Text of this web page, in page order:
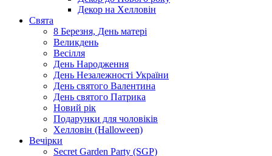
Декор на Хелловін
Свята
8 Березня, День матері
Великдень
Весілля
День Народження
День Незалежності України
День святого Валентина
День святого Патрика
Новий рік
Подарунки для чоловіків
Хелловін (Halloween)
Вечірки
Secret Garden Party (SGP)